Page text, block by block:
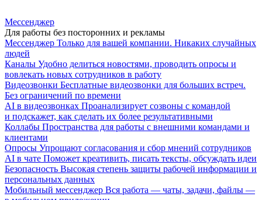
Мессенджер
Для работы без посторонних и рекламы
Мессенджер Только для вашей компании. Никаких случайных
людей
Каналы Удобно делиться новостями, проводить опросы и
вовлекать новых сотрудников в работу
Видеозвонки Бесплатные видеозвонки для больших встреч.
Без ограничений по времени
AI в видеозвонках Проанализирует созвоны с командой
и подскажет, как сделать их более результативными
Коллабы Пространства для работы с внешними командами и
клиентами
Опросы Упрощают согласования и сбор мнений сотрудников
AI в чате Поможет креативить, писать тексты, обсуждать идеи
Безопасность Высокая степень защиты рабочей информации и
персональных данных
Мобильный мессенджер Вся работа — чаты, задачи, файлы —